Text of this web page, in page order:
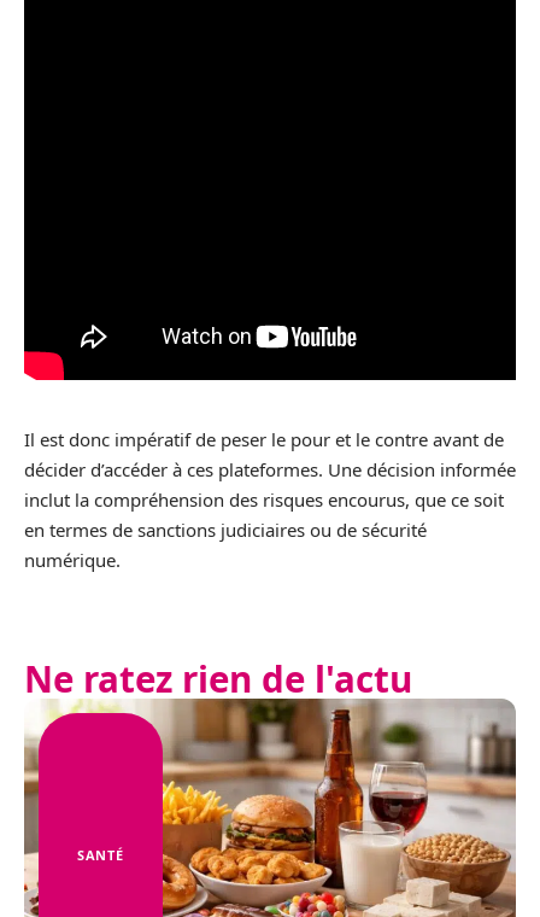
Il est donc impératif de peser le pour et le contre avant de
décider d’accéder à ces plateformes. Une décision informée
inclut la compréhension des risques encourus, que ce soit
en termes de sanctions judiciaires ou de sécurité
numérique.
Ne ratez rien de l'actu
SANTÉ